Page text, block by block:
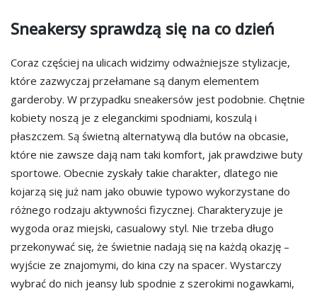
Sneakersy sprawdzą się na co dzień
Coraz częściej na ulicach widzimy odważniejsze stylizacje,
które zazwyczaj przełamane są danym elementem
garderoby. W przypadku sneakersów jest podobnie. Chętnie
kobiety noszą je z eleganckimi spodniami, koszulą i
płaszczem. Są świetną alternatywą dla butów na obcasie,
które nie zawsze dają nam taki komfort, jak prawdziwe buty
sportowe. Obecnie zyskały takie charakter, dlatego nie
kojarzą się już nam jako obuwie typowo wykorzystane do
różnego rodzaju aktywności fizycznej. Charakteryzuje je
wygoda oraz miejski, casualowy styl. Nie trzeba długo
przekonywać się, że świetnie nadają się na każdą okazję –
wyjście ze znajomymi, do kina czy na spacer. Wystarczy
wybrać do nich jeansy lub spodnie z szerokimi nogawkami,